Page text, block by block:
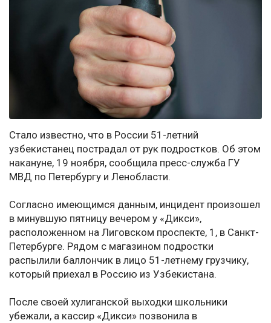
Стало известно, что в России 51-летний
узбекистанец пострадал от рук подростков. Об этом
накануне, 19 ноября, сообщила пресс-служба ГУ
МВД по Петербургу и Ленобласти.
Согласно имеющимся данным, инцидент произошел
в минувшую пятницу вечером у «Дикси»,
расположенном на Лиговском проспекте, 1, в Санкт-
Петербурге. Рядом с магазином подростки
распылили баллончик в лицо 51-летнему грузчику,
который приехал в Россию из Узбекистана.
После своей хулиганской выходки школьники
убежали, а кассир «Дикси» позвонила в